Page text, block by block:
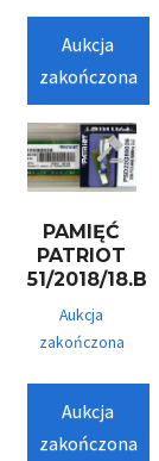
Aukcja
zakończona
PAMIĘĆ
PATRIOT
51/2018/18.B
Aukcja
zakończona
Aukcja
zakończona